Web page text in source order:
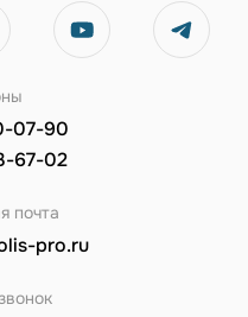
07-90
67-02
почта
pro.ru